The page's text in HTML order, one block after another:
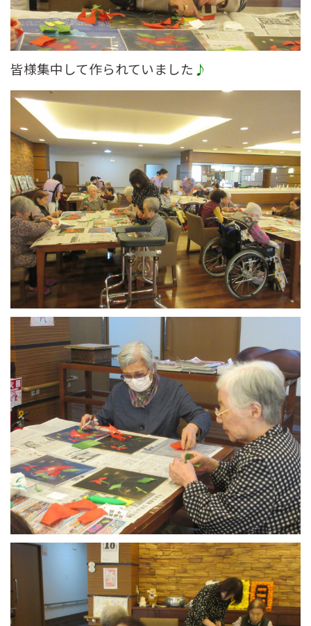
皆様集中して作られていました ♪